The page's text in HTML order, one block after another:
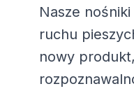
Nasze
ruchu
nowy